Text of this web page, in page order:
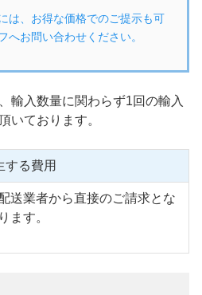
は、お得な価格でのご提示も可
へお問い合わせください。
輸入数量に関わらず1回の輸入
いております。
する費用
送業者から直接のご請求とな
ります。